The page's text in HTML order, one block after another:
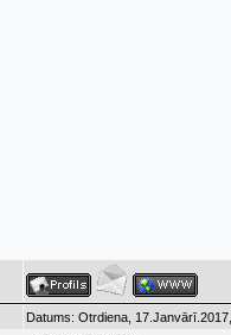
Datums: Otrdiena,